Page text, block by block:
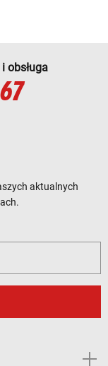
obsługa
aktualnych